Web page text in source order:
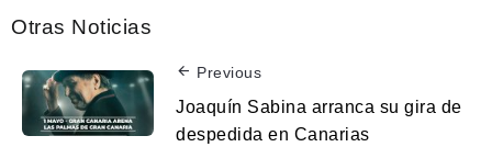
Otras Noticias
Previous
Joaquín Sabina arranca su gira de
despedida en Canarias